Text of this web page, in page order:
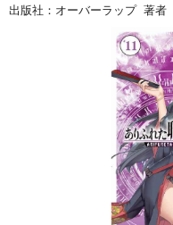
出版社： オーバーラップ 著者